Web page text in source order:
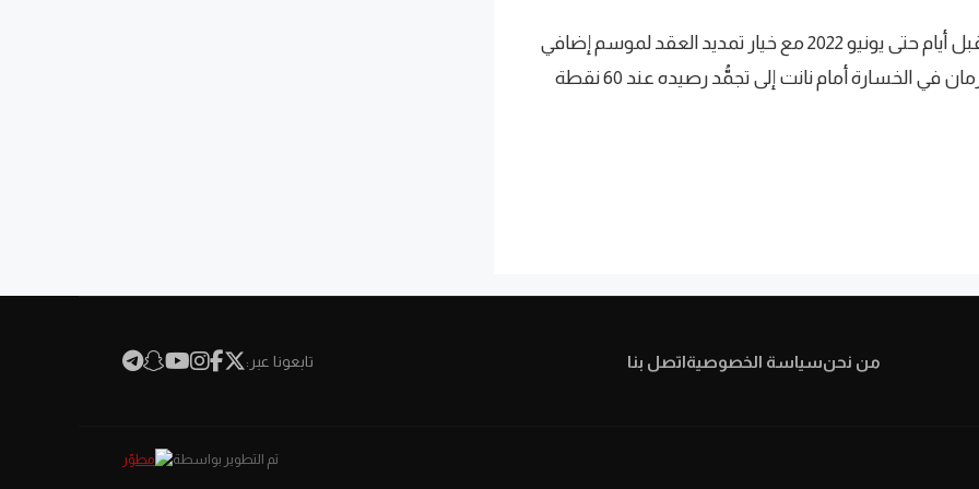
وكان نادي العاصمة الفرنسية جدد عقد دي ماريا قبل أيام حتى يونيو 2022 مع خيار تمديد العقد لموسم إضافي
حتى يونيو 2023 بينما أدى سقوط باريس سان جيرمان في الخسارة أمام نانت إلى تجمُّد رصيده عند 60 نقطة
من نحنسياسة الخصوصيةاتصل بنا تابعونا عبر:
تم التطوير بواسطة